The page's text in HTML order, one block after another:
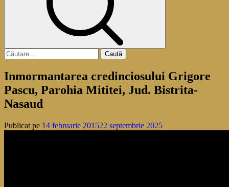
Caută
după:
Inmormantarea credinciosului Grigore
Pascu, Parohia Mititei, Jud. Bistrita-
Nasaud
Publicat pe 14 februarie 201522 septembrie 2025